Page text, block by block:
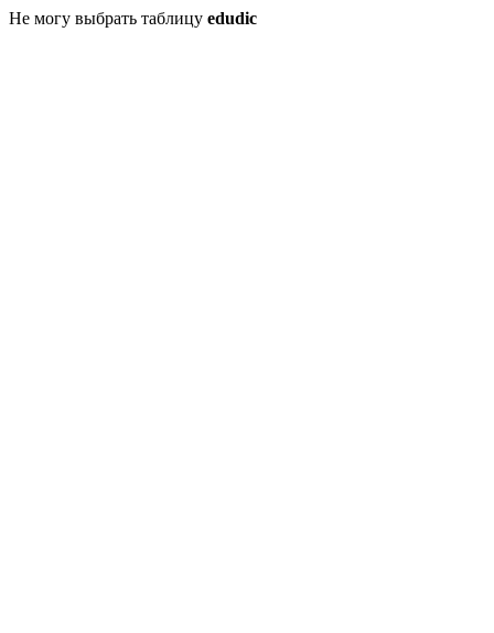
Не могу выбрать таблицу edudic